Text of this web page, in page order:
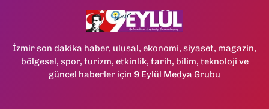
İzmir son dakika haber, ulusal, ekonomi, siyaset, magazin,
bölgesel, spor, turizm, etkinlik, tarih, bilim, teknoloji ve
güncel haberler için 9 Eylül Medya Grubu